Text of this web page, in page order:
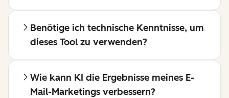
Benötige ich technische Kenntnisse, um
dieses Tool zu verwenden?
Wie kann KI die Ergebnisse meines E-
Mail-Marketings verbessern?